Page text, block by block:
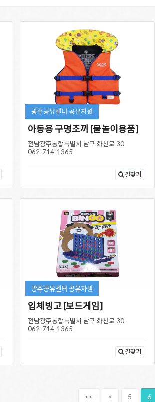
광주공유센터 공유자원
아동용 구명조끼 [물놀이용품]
전남광주통합특별시 남구 화산로 30
062-714-1365
길찾기
광주공유센터 공유자원
입체빙고 [보드게임]
전남광주통합특별시 남구 화산로 30
062-714-1365
길찾기
<< < 5 6